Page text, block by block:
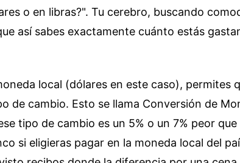
o en libras?". Tu cerebro, buscando
así sabes exactamente cuánto estás
local (dólares en este caso), permites
de cambio. Esto se llama Conversión de
tipo de cambio es un 5% o un 7% peor
si eligieras pagar en la moneda local del